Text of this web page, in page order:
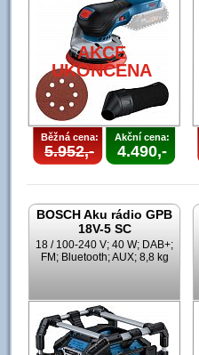
AKCE
UKONČENA
Běžná cena:
5.952,-
Akční cena:
4.490,-
BOSCH Aku rádio GPB
18V-5 SC
18 / 100-240 V; 40 W; DAB+;
FM; Bluetooth; AUX; 8,8 kg